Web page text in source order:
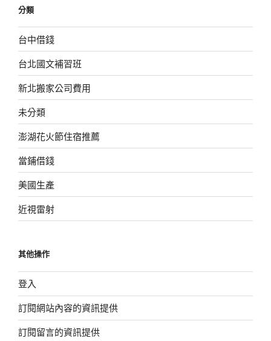
分類
台中借錢
台北國文補習班
新北搬家公司費用
未分類
澎湖花火節住宿推薦
當鋪借錢
美國生產
近視雷射
其他操作
登入
訂閱網站內容的資訊提供
訂閱留言的資訊提供